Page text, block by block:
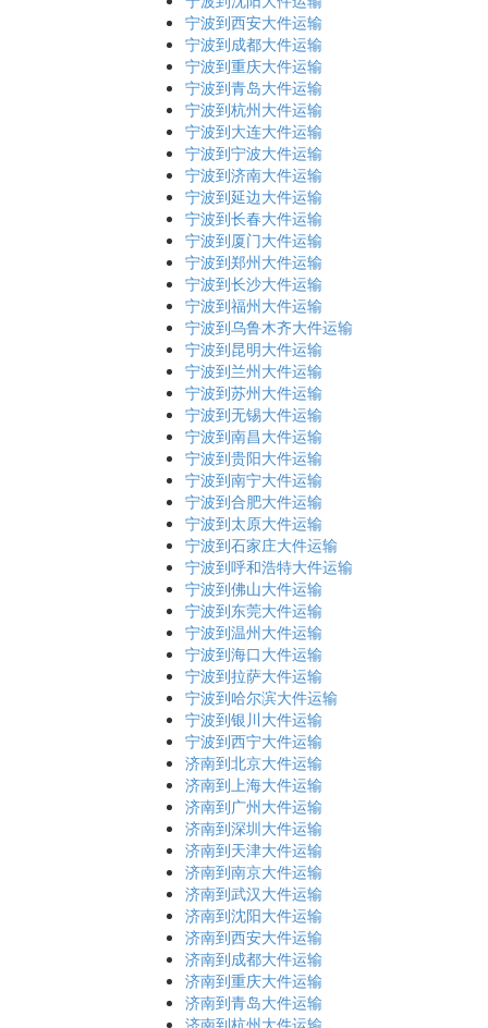
宁波到西安大件运输
宁波到成都大件运输
宁波到重庆大件运输
宁波到青岛大件运输
宁波到杭州大件运输
宁波到大连大件运输
宁波到宁波大件运输
宁波到济南大件运输
宁波到延边大件运输
宁波到长春大件运输
宁波到厦门大件运输
宁波到郑州大件运输
宁波到长沙大件运输
宁波到福州大件运输
宁波到乌鲁木齐大件运输
宁波到昆明大件运输
宁波到兰州大件运输
宁波到苏州大件运输
宁波到无锡大件运输
宁波到南昌大件运输
宁波到贵阳大件运输
宁波到南宁大件运输
宁波到合肥大件运输
宁波到太原大件运输
宁波到石家庄大件运输
宁波到呼和浩特大件运输
宁波到佛山大件运输
宁波到东莞大件运输
宁波到温州大件运输
宁波到海口大件运输
宁波到拉萨大件运输
宁波到哈尔滨大件运输
宁波到银川大件运输
宁波到西宁大件运输
济南到北京大件运输
济南到上海大件运输
济南到广州大件运输
济南到深圳大件运输
济南到天津大件运输
济南到南京大件运输
济南到武汉大件运输
济南到沈阳大件运输
济南到西安大件运输
济南到成都大件运输
济南到重庆大件运输
济南到青岛大件运输
济南到杭州大件运输